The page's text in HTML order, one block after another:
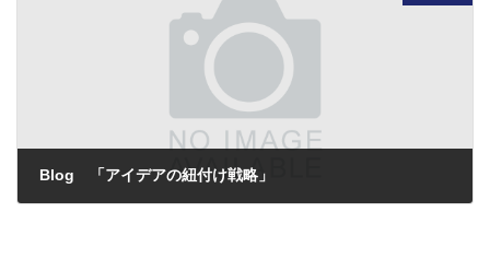
Blog 「アイデアの紐付け戦略」